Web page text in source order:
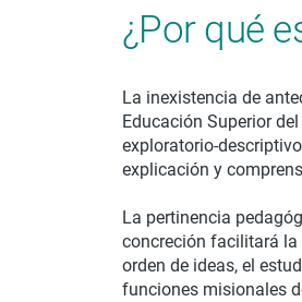
¿Por qué
La inexistencia de
Educación Superior
exploratorio-
explicación y
La pertinencia
concreción facilitará la
orden de ideas, el
funciones misionales